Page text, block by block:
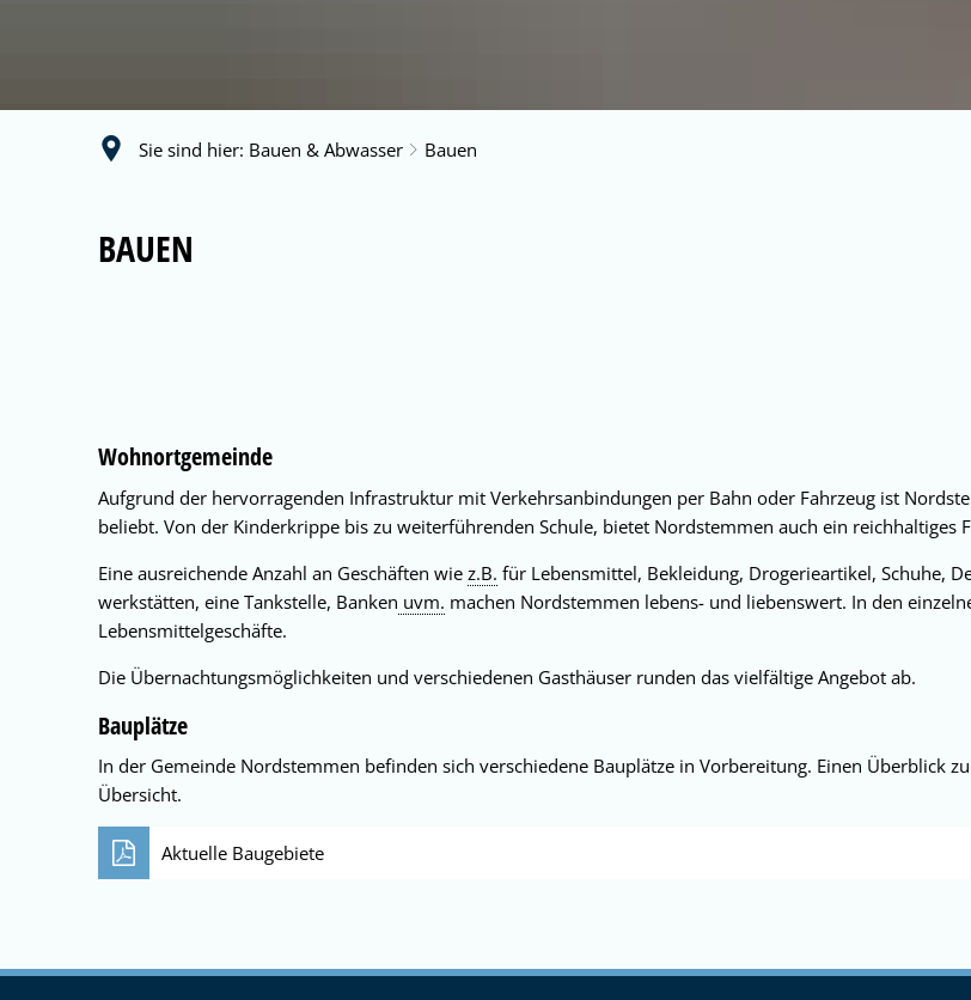
Sie sind hier: Bauen & Abwasser Bauen
BAUEN
Wohnortgemeinde
Aufgrund der hervorragenden Infrastruktur mit Verkehrsanbindungen per Bahn oder Fahrzeug ist
beliebt. Von der Kinderkrippe bis zu weiterführenden Schule, bietet Nordstemmen auch ein reichhaltiges
Eine ausreichende Anzahl an Geschäften wie z.B. für Lebensmittel, Bekleidung, Drogerieartikel, Schuhe,
werkstätten, eine Tankstelle, Banken uvm. machen Nordstemmen lebens- und liebenswert. In den
Lebensmittelgeschäfte.
Die Übernachtungsmöglichkeiten und verschiedenen Gasthäuser runden das vielfältige Angebot ab.
Bauplätze
In der Gemeinde Nordstemmen befinden sich verschiedene Bauplätze in Vorbereitung. Einen Überblick
Übersicht.
Aktuelle Baugebiete